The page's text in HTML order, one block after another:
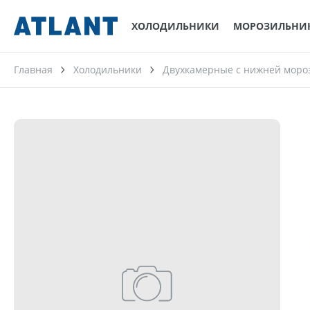
ХОЛОДИЛЬНИКИ
Главная Холодильники Двухкамерные с нижней